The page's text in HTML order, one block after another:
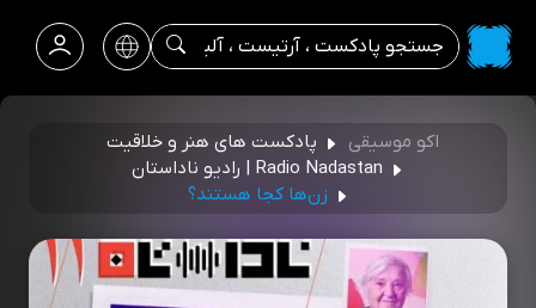
اکو موسیقی
پادکست های هنر و خلاقیت
Radio Nadastan | رادیو ناداستان
زن‌ها کجا هستند؟